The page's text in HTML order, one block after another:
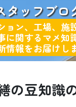
タッフブロ
ョン、工場、施
に関するマメ知
情報をお届けし
の豆知識